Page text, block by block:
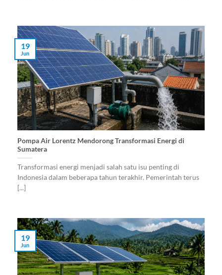
Pompa Air Lorentz Mendorong Transformasi Energi di
Sumatera
Transformasi energi menjadi salah satu isu penting di
Indonesia dalam beberapa tahun terakhir. Pemerintah terus
[...]
19
Jun
19
Jun